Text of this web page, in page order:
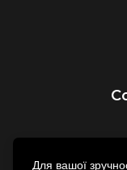
Для вашої